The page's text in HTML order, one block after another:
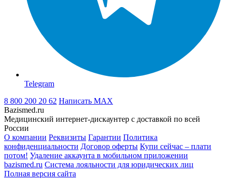
Telegram
8 800 200 20 62 Написать MAX
Bazismed.ru
Медицинский интернет-дискаунтер с доставкой по всей
России
О компании Реквизиты Гарантии Политика
конфиденциальности Договор оферты Купи сейчас – плати
потом! Удаление аккаунта в мобильном приложении
bazismed.ru Система лояльности для юридических лиц
Полная версия сайта